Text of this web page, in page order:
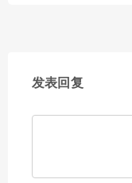
发表回复